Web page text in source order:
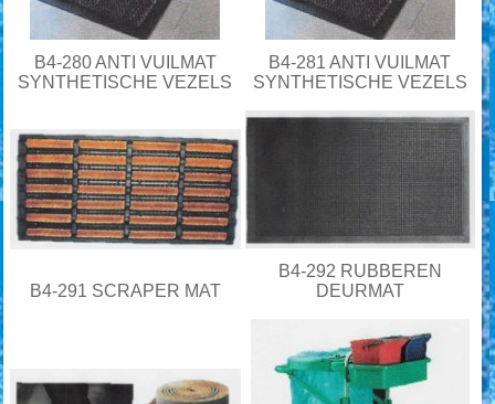
B4-280 ANTI VUILMAT
SYNTHETISCHE VEZELS
B4-281 ANTI VUILMAT
SYNTHETISCHE VEZELS
B4-291 SCRAPER MAT
B4-292 RUBBEREN
DEURMAT